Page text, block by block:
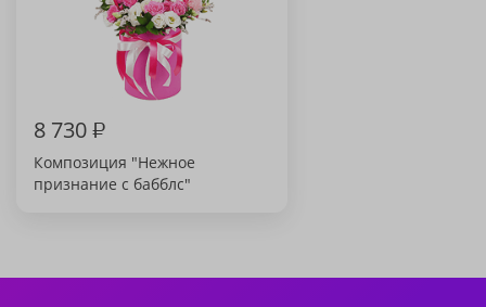
8 730₽
Композиция "Нежное
признание с бабблс"